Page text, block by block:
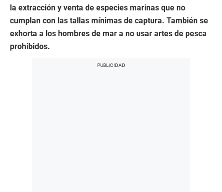
la extracción y venta de especies marinas que no
cumplan con las tallas mínimas de captura. También se
exhorta a los hombres de mar a no usar artes de pesca
prohibidos.